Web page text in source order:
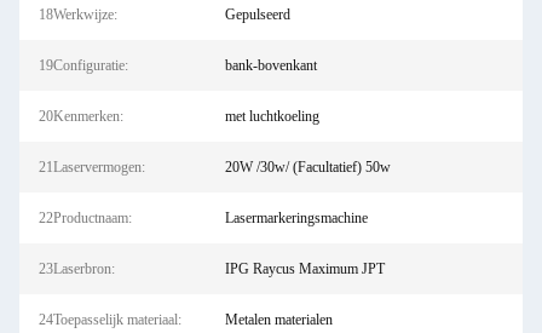
18Werkwijze: Gepulseerd
19Configuratie: bank-bovenkant
20Kenmerken: met luchtkoeling
21Laservermogen: 20W /30w/ (Facultatief) 50w
22Productnaam: Lasermarkeringsmachine
23Laserbron: IPG Raycus Maximum JPT
24Toepasselijk materiaal: Metalen materialen